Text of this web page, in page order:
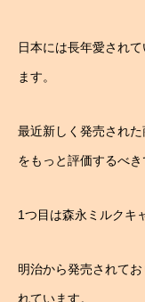
日本には長年愛され
ます。
最近新しく発売され
をもっと評価するべき
1つ目は森永ミルクキ
明治から発売されて
れています。